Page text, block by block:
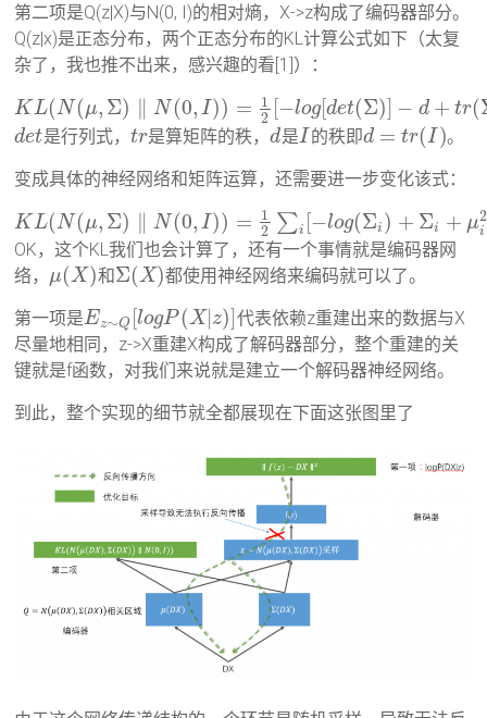
第二项是Q(z|X)与N(0, I)的相对熵，X->z构成了编码器部分。
Q(z|x)是正态分布，两个正态分布的KL计算公式如下（太复
杂了，我也推不出来，感兴趣的看[1]）：
KL(N(μ, Σ) ∥ N(0, I )) =
1
2 [−log[det(Σ)] − d + tr(
det是行列式， tr是算矩阵的秩，d是I 的秩即d = tr(I )。
变成具体的神经网络和矩阵运算，还需要进一步变化该式：
KL(N(μ, Σ) ∥ N(0, I)) =
1
2 ∑i [−log(Σi ) + Σi + μ2
i
OK，这个KL我们也会计算了，还有一个事情就是编码器网
络， μ(X)和Σ(X)都使用神经网络来编码就可以了。
第一项是Ez∼Q [logP (X|z)] 代表依赖z重建出来的数据与X
尽量地相同，z->X重建X构成了解码器部分，整个重建的关
键就是f函数，对我们来说就是建立一个解码器神经网络。
到此，整个实现的细节就全都展现在下面这张图里了